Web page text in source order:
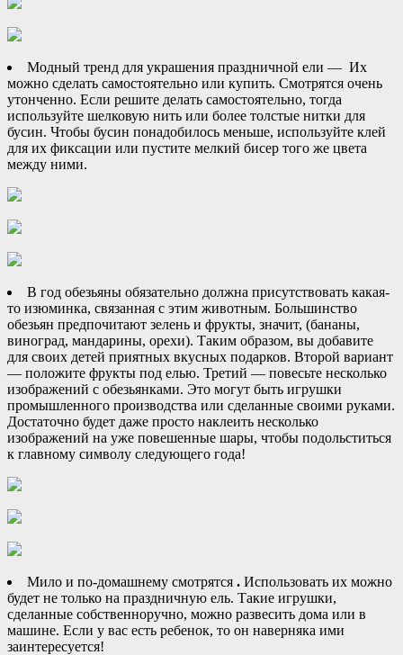
Модный тренд для украшения праздничной ели — Их
можно сделать самостоятельно или купить. Смотрятся очень
утонченно. Если решите делать самостоятельно, тогда
используйте шелковую нить или более толстые нитки для
бусин. Чтобы бусин понадобилось меньше, используйте клей
для их фиксации или пустите мелкий бисер того же цвета
между ними.
В год обезьяны обязательно должна присутствовать какая-
то изюминка, связанная с этим животным. Большинство
обезьян предпочитают зелень и фрукты, значит, (бананы,
виноград, мандарины, орехи). Таким образом, вы добавите
для своих детей приятных вкусных подарков. Второй вариант
— положите фрукты под елью. Третий — повесьте несколько
изображений с обезьянками. Это могут быть игрушки
промышленного производства или сделанные своими руками.
Достаточно будет даже просто наклеить несколько
изображений на уже повешенные шары, чтобы подольститься
к главному символу следующего года!
Мило и по-домашнему смотрятся . Использовать их можно
будет не только на праздничную ель. Такие игрушки,
сделанные собственноручно, можно развесить дома или в
машине. Если у вас есть ребенок, то он наверняка ими
заинтересуется!